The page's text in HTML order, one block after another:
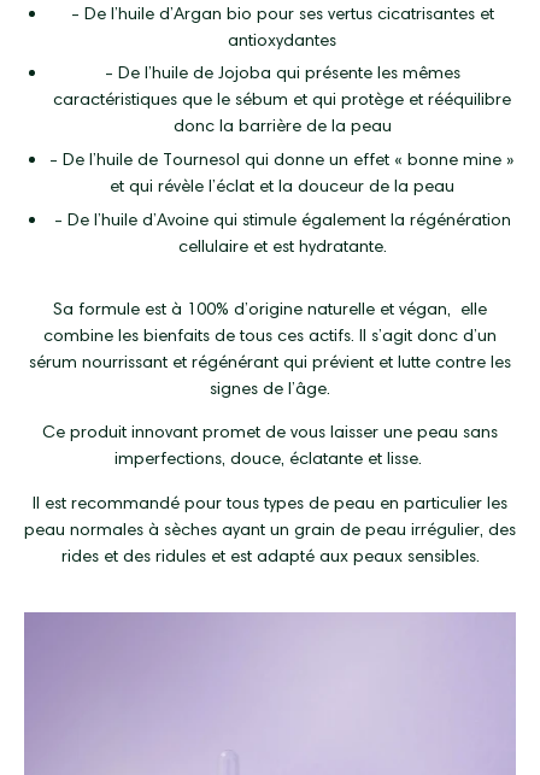
- De l’huile d’Argan bio pour ses vertus cicatrisantes et
antioxydantes
- De l’huile de Jojoba qui présente les mêmes
caractéristiques que le sébum et qui protège et rééquilibre
donc la barrière de la peau
- De l’huile de Tournesol qui donne un effet « bonne mine »
et qui révèle l’éclat et la douceur de la peau
- De l’huile d’Avoine qui stimule également la régénération
cellulaire et est hydratante.
Sa formule est à 100% d’origine naturelle et végan, elle
combine les bienfaits de tous ces actifs. Il s’agit donc d’un
sérum nourrissant et régénérant qui prévient et lutte contre les
signes de l’âge.
Ce produit innovant promet de vous laisser une peau sans
imperfections, douce, éclatante et lisse.
Il est recommandé pour tous types de peau en particulier les
peau normales à sèches ayant un grain de peau irrégulier, des
rides et des ridules et est adapté aux peaux sensibles.